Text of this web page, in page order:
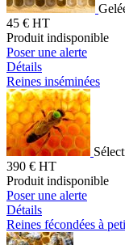
45 € HT
Produit indisponible
Poser une alerte
Détails
Reines inséminées
390 € HT
Produit indisponible
Poser une alerte
Détails
Reines fécondées à